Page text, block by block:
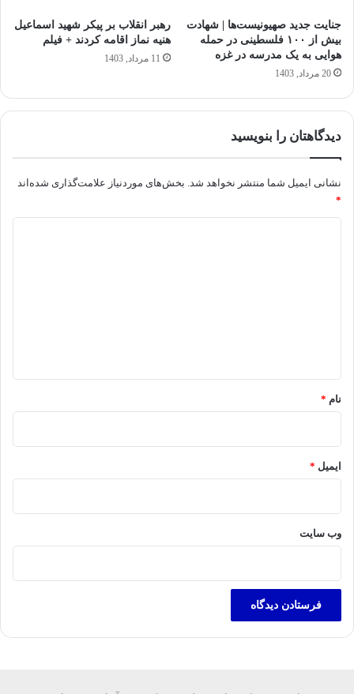
جنایت جدید صهیونیست‌ها | شهادت
بیش از ۱۰۰ فلسطینی در حمله
هوایی به یک مدرسه در غزه
20 مرداد, 1403
رهبر انقلاب بر پیکر شهید اسماعیل
هنیه نماز اقامه کردند + فیلم
11 مرداد, 1403
دیدگاهتان را بنویسید
نشانی ایمیل شما منتشر نخواهد شد. بخش‌های موردنیاز علامت‌گذاری شده‌اند
*
نام *
ایمیل *
وب‌ سایت